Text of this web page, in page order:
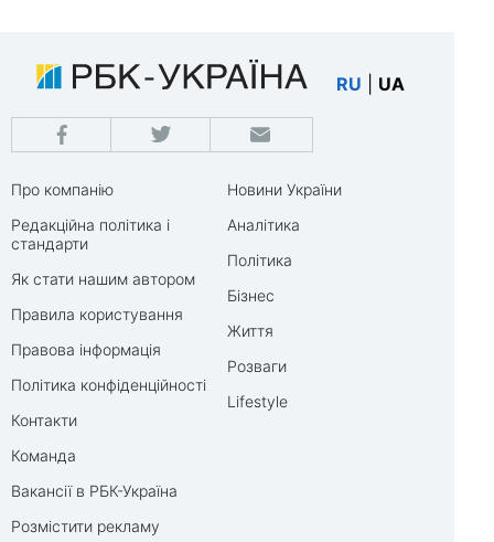
RU UA
Про компанію
Редакційна політика і
стандарти
Як стати нашим автором
Правила користування
Правова інформація
Політика конфіденційності
Контакти
Команда
Вакансії в РБК-Україна
Розмістити рекламу
Новини України
Аналітика
Політика
Бізнес
Життя
Розваги
Lifestyle